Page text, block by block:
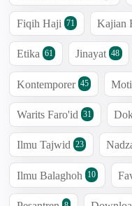
Fiqih Haji 71 Kajian
Etika 61 Jinayat 48
Kontemporer 45
Warits Faro'id 31
Ilmu Tajwid 23
Ilmu Balaghoh 10